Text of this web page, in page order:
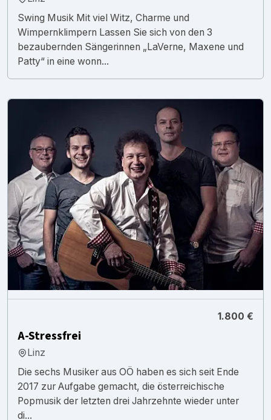
Swing Musik Mit viel Witz, Charme und
Wimpernklimpern Lassen Sie sich von den 3
bezaubernden Sängerinnen „LaVerne, Maxene und
Patty“ in eine wonn...
1.800 €
A-Stressfrei
Linz
Die sechs Musiker aus OÖ haben es sich seit Ende
2017 zur Aufgabe gemacht, die österreichische
Popmusik der letzten drei Jahrzehnte wieder unter
di...